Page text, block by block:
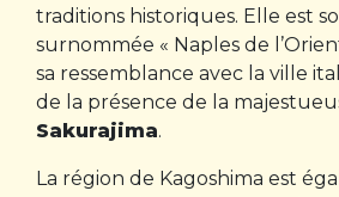
traditions historiques. Elle est
surnommée « Naples de
sa ressemblance avec la ville
de la présence de la
Sakurajima.
La région de Kagoshima est